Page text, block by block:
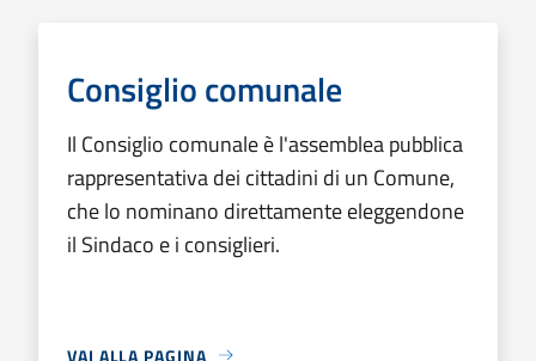
Consiglio comunale
Il Consiglio comunale è l'assemblea pubblica
rappresentativa dei cittadini di un Comune,
che lo nominano direttamente eleggendone
il Sindaco e i consiglieri.
VAI ALLA PAGINA